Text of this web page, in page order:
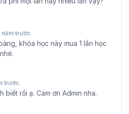
năm trước
khóa học này mua 1 lần học
trước
biết rồi ạ. Cảm ơn Admin nha.